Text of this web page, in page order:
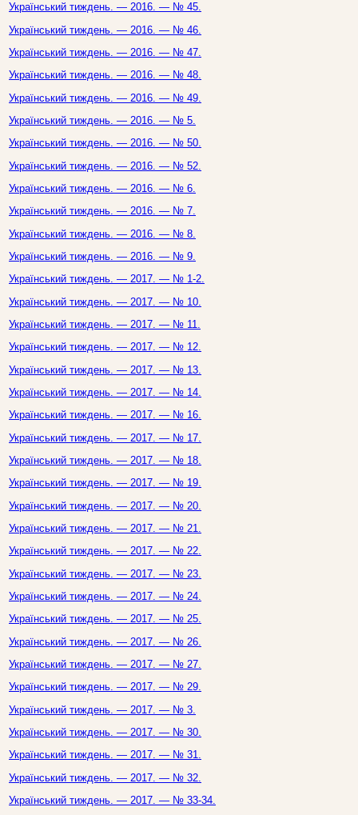
Український тиждень. — 2016. — № 45.
Український тиждень. — 2016. — № 46.
Український тиждень. — 2016. — № 47.
Український тиждень. — 2016. — № 48.
Український тиждень. — 2016. — № 49.
Український тиждень. — 2016. — № 5.
Український тиждень. — 2016. — № 50.
Український тиждень. — 2016. — № 52.
Український тиждень. — 2016. — № 6.
Український тиждень. — 2016. — № 7.
Український тиждень. — 2016. — № 8.
Український тиждень. — 2016. — № 9.
Український тиждень. — 2017. — № 1-2.
Український тиждень. — 2017. — № 10.
Український тиждень. — 2017. — № 11.
Український тиждень. — 2017. — № 12.
Український тиждень. — 2017. — № 13.
Український тиждень. — 2017. — № 14.
Український тиждень. — 2017. — № 16.
Український тиждень. — 2017. — № 17.
Український тиждень. — 2017. — № 18.
Український тиждень. — 2017. — № 19.
Український тиждень. — 2017. — № 20.
Український тиждень. — 2017. — № 21.
Український тиждень. — 2017. — № 22.
Український тиждень. — 2017. — № 23.
Український тиждень. — 2017. — № 24.
Український тиждень. — 2017. — № 25.
Український тиждень. — 2017. — № 26.
Український тиждень. — 2017. — № 27.
Український тиждень. — 2017. — № 29.
Український тиждень. — 2017. — № 3.
Український тиждень. — 2017. — № 30.
Український тиждень. — 2017. — № 31.
Український тиждень. — 2017. — № 32.
Український тиждень. — 2017. — № 33-34.